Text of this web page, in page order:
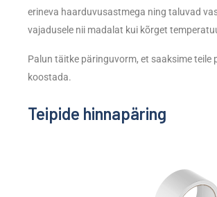
erineva haarduvusastmega ning taluvad
vajadusele nii madalat kui kõrget
Palun täitke päringuvorm, et saaksime teile
koostada.
Teipide hinnapäring